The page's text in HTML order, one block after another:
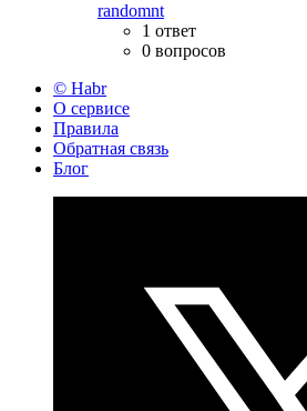
randomnt
1 ответ
0 вопросов
© Habr
О сервисе
Правила
Обратная связь
Блог